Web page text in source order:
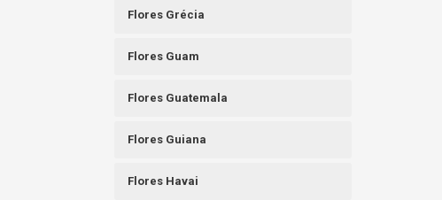
Flores Grécia
Flores Guam
Flores Guatemala
Flores Guiana
Flores Havai